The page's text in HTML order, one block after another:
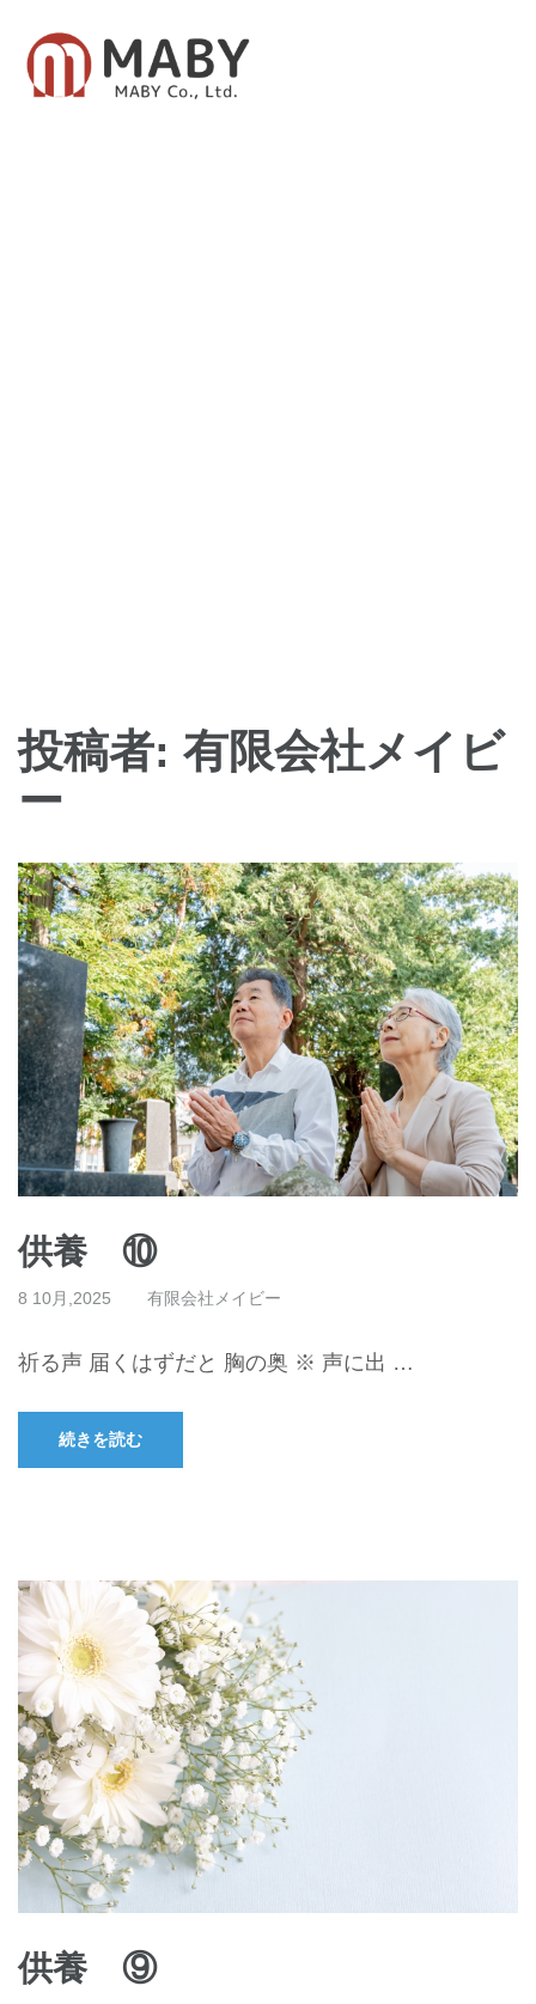
投稿者: 有限会社メイビ
ー
供養 ⑩
8 10月,2025 有限会社メイビー
祈る声 届くはずだと 胸の奥 ※ 声に出 …
続きを読む
供養 ⑨